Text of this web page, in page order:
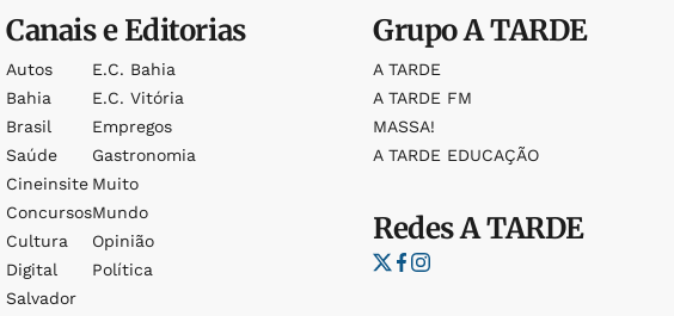
Canais e Editorias
Autos
Bahia
Brasil
Saúde
Cineinsite
Concursos
Cultura
Digital
Salvador
E.c. Bahia
E.c. Vitória
Empregos
Gastronomia
Muito
Mundo
Opinião
Política
GrupoA TARDE
A TARDE
A TARDE FM
MASSA!
A TARDE EDUCAÇÃO
RedesA TARDE